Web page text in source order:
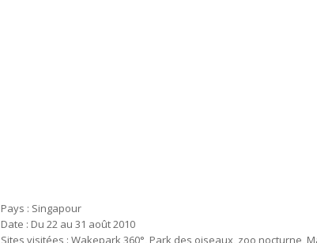
Pays : Singapour
Date : Du 22 au 31 août 2010
Sites visitées : Wakepark 360°, Park des oiseaux, zoo nocturne,